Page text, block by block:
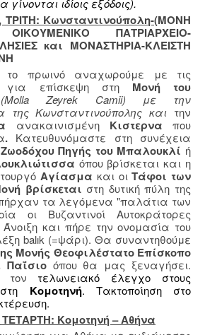
ιδίοις εξόδοις).
ΤΡΙΤΗ: Κωνσταντινούπολη-(ΜΟΝΗ
ΠΑΤΡΙΑΡΧΕΙΟ-
και ΜΟΝΑΣΤΗΡΙΑ-ΚΛΕΙΣΤΗ
πρωινό αναχωρούμε με τις
για επίσκεψη στη Μονή του
Zeyrek Camii) με την
της Κωνσταντινούπολης και την
ανακαινισμένη Κιστερνα που
.Κατευθυνόμαστε στη συνέχεια
Πηγής του Μπαλουκλί ή
όπου βρίσκεται και η
Αγίασμα και οιΤάφοι των
βρίσκεται στη δυτική πύλη της
τα λεγόμενα "παλάτια των
οι Βυζαντινοί Αυτοκράτορες
και πήρε την ονομασία του
balık (=ψάρι). Θα συναντηθούμε
Μονής Θεοφιλέστατο Επίσκοπο
Παΐσιοόπου θα μας ξεναγήσει.
τον τελωνειακό έλεγχο στους
Κομοτηνή. Τακτοποίηση στο
ΤΕΤΑΡΤΗ: Κομοτηνή – Αθήνα